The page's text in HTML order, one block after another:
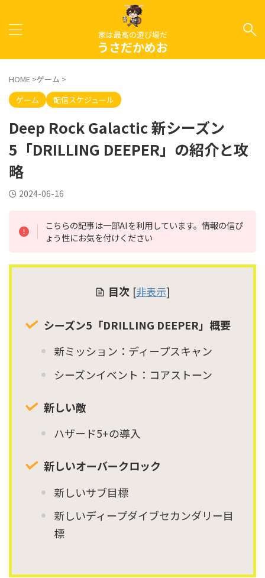
家は最高の遊び場だ
うさだかめお
HOME >ゲーム >
ゲーム
配信スケジュール
Deep Rock Galactic 新シーズン
5「DRILLING DEEPER」の紹介と攻
略
2024-06-16
こちらの記事は一部AIを利用しています。情報の信ぴ
ょう性にお気を付けください
目次 [非表示]
シーズン5「DRILLING DEEPER」概要
新ミッション：ディープスキャン
シーズンイベント：コアストーン
新しい敵
ハザード5+の導入
新しいオーバークロック
新しいサブ目標
新しいディープダイブセカンダリー目
標